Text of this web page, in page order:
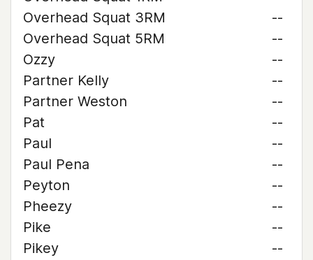
Overhead Squat 3RM
--
Overhead Squat 5RM
--
Ozzy
--
Partner Kelly
--
Partner Weston
--
Pat
--
Paul
--
Paul Pena
--
Peyton
--
Pheezy
--
Pike
--
Pikey
--